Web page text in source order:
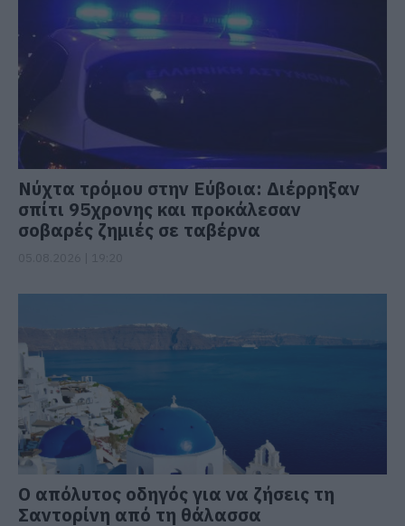
Νύχτα τρόμου στην Εύβοια: Διέρρηξαν
σπίτι 95χρονης και προκάλεσαν
σοβαρές ζημιές σε ταβέρνα
Ο απόλυτος οδηγός για να ζήσεις τη
Σαντορίνη από τη θάλασσα